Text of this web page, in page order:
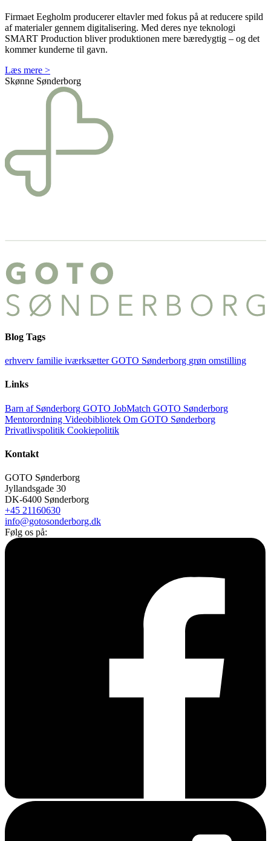
Firmaet Eegholm producerer eltavler med fokus på at reducere spild
af materialer gennem digitalisering. Med deres nye teknologi
SMART Production bliver produktionen mere bæredygtig – og det
kommer kunderne til gavn.
Læs mere >
Skønne Sønderborg
Blog Tags
erhverv familie iværksætterGOTO Sønderborg grøn omstilling
Links
Barn af Sønderborg GOTO JobMatch GOTO Sønderborg
Mentorordning Videobibliotek Om GOTO Sønderborg
Privatlivspolitik Cookiepolitik
Kontakt
GOTO Sønderborg
Jyllandsgade 30
DK-6400 Sønderborg
+45 21160630
info@gotosonderborg.dk
Følg os på: